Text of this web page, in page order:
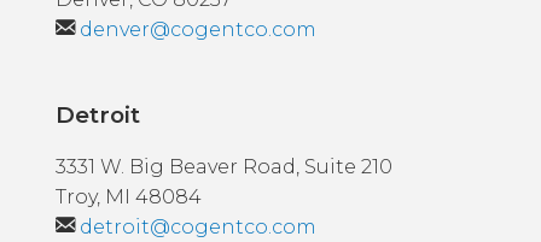
denver@cogentco.com
Detroit
3331 W. Big Beaver Road, Suite 210
Troy, MI 48084
detroit@cogentco.com